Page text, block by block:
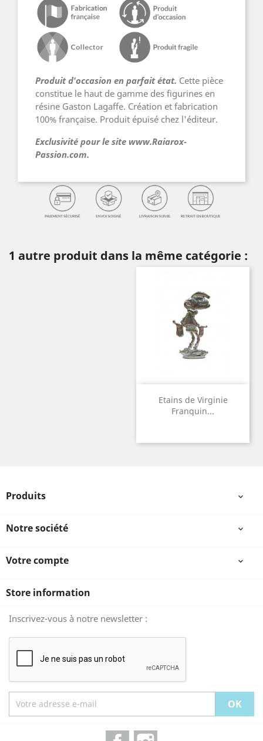
Produit d'occasion en parfait état. Cette pièce
constitue le haut de gamme des figurines en
résine Gaston Lagaffe. Création et fabrication
100% française. Produit épuisé chez l'éditeur.
Exclusivité pour le site www.Raiarox-
Passion.com.
1 autre produit dans la même catégorie :
Etains de Virginie
Franquin...
Produits 
Notre société 
Votre compte 
Store information
Inscrivez-vous à notre newsletter :
Facebook